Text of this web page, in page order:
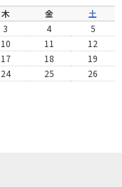
木 金
土
3 4
5
10 11
12
17 18
19
24 25
26